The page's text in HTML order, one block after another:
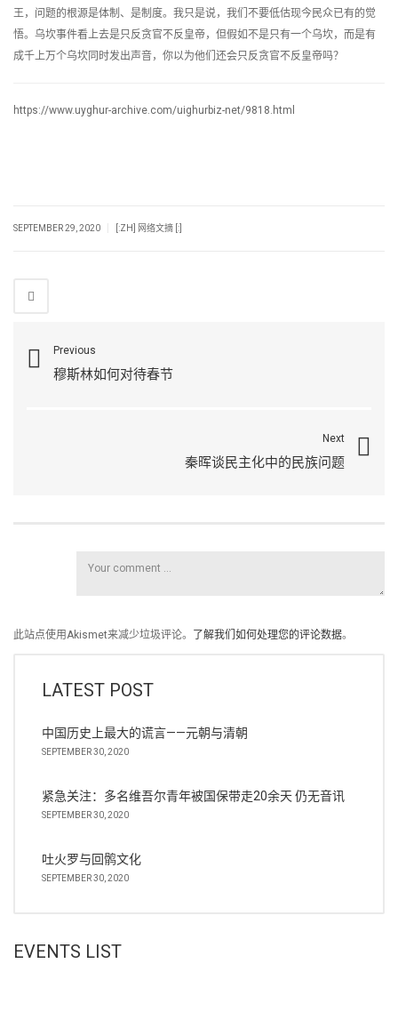
王，问题的根源是体制、是制度。我只是说，我们不要低估现今民众已有的觉
悟。乌坎事件看上去是只反贪官不反皇帝，但假如不是只有一个乌坎，而是有
成千上万个乌坎同时发出声音，你以为他们还会只反贪官不反皇帝吗？
https://www.uyghur-archive.com/uighurbiz-net/9818.html
SEPTEMBER 29, 2020 [:ZH] 网络文摘 [:]
Previous
穆斯林如何对待春节
Next
秦晖谈民主化中的民族问题
此站点使用Akismet来减少垃圾评论。 了解我们如何处理您的评论数据。
LATEST POST
中国历史上最大的谎言——元朝与清朝
SEPTEMBER 30, 2020
紧急关注：多名维吾尔青年被国保带走20余天 仍无音讯
SEPTEMBER 30, 2020
吐火罗与回鹘文化
SEPTEMBER 30, 2020
EVENTS LIST